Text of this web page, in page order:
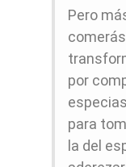
Pero
por
para
la del